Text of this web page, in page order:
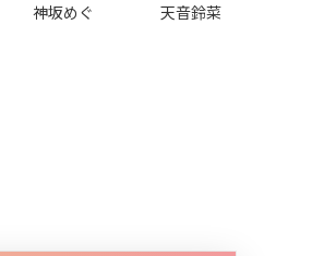
神坂めぐ 天音鈴菜